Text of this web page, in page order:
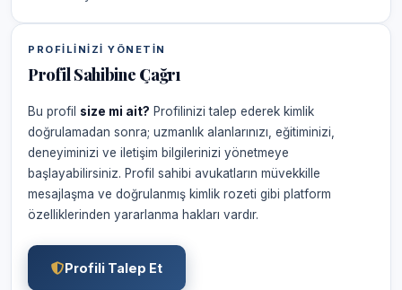
PROFILINIZI YÖNETIN
Profil Sahibine Çağrı
Bu profil size mi ait? Profilinizi talep ederek kimlik
doğrulamadan sonra; uzmanlık alanlarınızı, eğitiminizi,
deneyiminizi ve iletişim bilgilerinizi yönetmeye
başlayabilirsiniz. Profil sahibi avukatların müvekkille
mesajlaşma ve doğrulanmış kimlik rozeti gibi platform
özelliklerinden yararlanma hakları vardır.
Profili Talep Et